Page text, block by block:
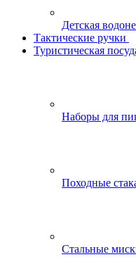
Детская
Тактические ручки
Туристическая
Наборы для
Походные
Стальные